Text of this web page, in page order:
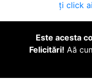
ți click
Este acesta
Felicitări! Aă